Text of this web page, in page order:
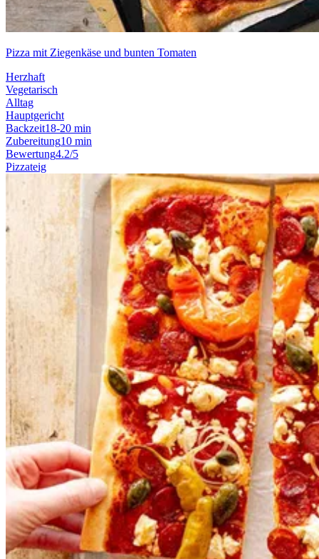
Pizza mit Ziegenkäse und bunten Tomaten
Herzhaft
Vegetarisch
Alltag
Hauptgericht
Backzeit18-20 min
Zubereitung10 min
Bewertung4.2/5
Pizzateig